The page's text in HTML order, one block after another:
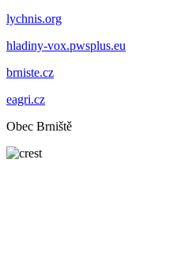
lychnis.org
hladiny-vox.pwsplus.eu
brniste.cz
eagri.cz
Obec Brniště